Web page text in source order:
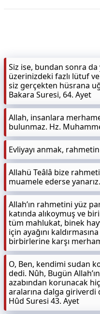
Siz ise, bundan sonra da
üzerinizdeki fazlı lütuf
siz gerçekten hüsrana
Bakara Suresi, 64. Ayet
Allah, insanlara
bulunmaz. Hz.
Evliyayı anmak,
Allahü Teâlâ bize
muamele ederse
Allah’ın rahmetini yüz
katında alıkoymuş ve
tüm mahlukat, binek
için ayağını
birbirlerine karşı
O, Ben, kendimi sudan
dedi. Nûh, Bugün
azabından korunacak
aralarına dalga
Hûd Suresi 43. Ayet